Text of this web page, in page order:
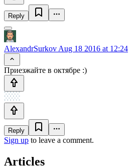
Reply
AlexandrSurkov Aug 18 2016 at 12:24
Приезжайте в октябре :)
Reply
Sign up to leave a comment.
Articles